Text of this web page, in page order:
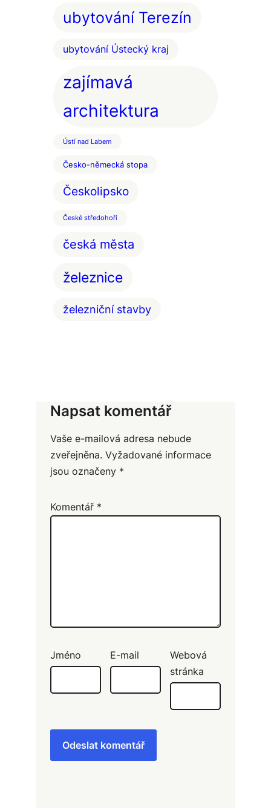
ubytování Terezín
ubytování Ústecký kraj
zajímavá
architektura
Ústí nad Labem
Česko-německá stopa
Českolipsko
České středohoří
česká města
železnice
železniční stavby
Napsat komentář
Vaše e-mailová adresa nebude
zveřejněna. Vyžadované informace
jsou označeny *
Komentář *
Jméno E-mail
Webová
stránka